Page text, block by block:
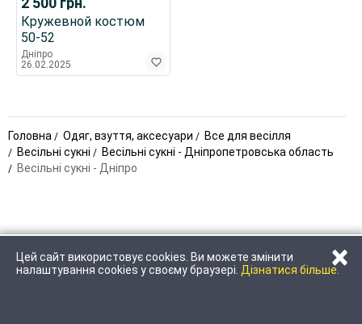
Кружевной костюм
50-52
Дніпро
26.02.2025
Головна Одяг, взуття, аксесуари
Все для весілля
Весільні сукні
Весільні сукні - Дніпропетровська область
Весільні сукні - Дніпро
Цей сайт використовує cookies. Ви можете змінити
налаштування cookies у своєму браузері. Дізнатися більше.×
ЗАТЕЛЕФОНУВАТИ НАПИСАТИ